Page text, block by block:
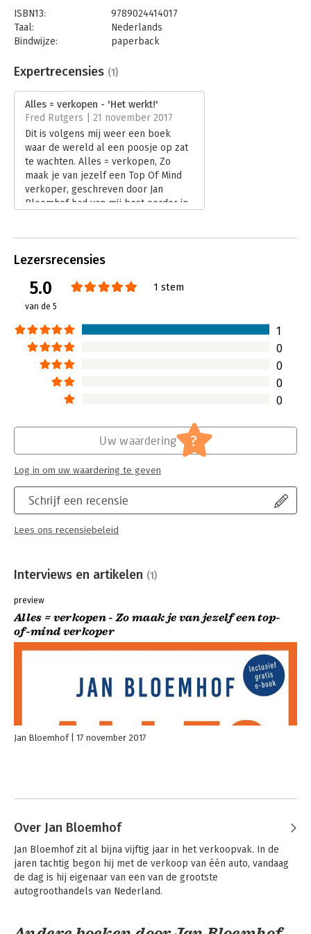
ISBN13:
9789024414017
Taal:
Nederlands
Bindwijze:
paperback
Uitgever:
Boom
Verschijningsdatum:
9-10-2017
Hoofdrubriek: Reclame en verkoop
Expertrecensies (1)
Alles = verkopen - 'Het werkt!'
Fred Rutgers | 21 november 2017
Dit is volgens mij weer een boek
waar de wereld al een poosje op zat
te wachten. Alles = verkopen, Zo
maak je van jezelf een Top Of Mind
verkoper, geschreven door Jan
Bloemhof had van mij best eerder in
Lezersrecensies
5.0
van de 5
1 stem
1
0
0
0
0
Schrijf een recensie
Lees ons recensiebeleid
Uw waardering ?
Log in om uw waardering te geven
Interviews en artikelen (1)
preview
Alles = verkopen - Zo maak je van jezelf een top-
of-mind verkoper
Jan Bloemhof 17 november 2017
Over Jan Bloemhof
Jan Bloemhof zit al bijna vijftig jaar in het verkoopvak. In de
jaren tachtig begon hij met de verkoop van één auto, vandaag
de dag is hij eigenaar van een van de grootste
autogroothandels van Nederland.